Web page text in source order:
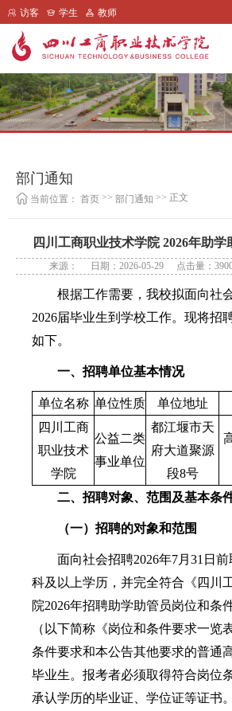
访客 学生 教师
部门通知
当前位置： 首页 >> 部门通知 >> 正文
四川工商职业技术学院 2026年助
来源： 日期：2026-05-29 点击量：
根据工作需要，我校拟面向社
2026届毕业生到学校工作。现将招
如下。
一、招聘单位基本情况
单位名称 单位性质 单位地址
四川工商
职业技术
学院
公益二类
事业单位
都江堰市天
府大道聚源
段8号
二、招聘对象、范围及基本条
（一）招聘的对象和范围
面向社会招聘2026年7月31日
科及以上学历，并完全符合《四川
院2026年招聘助学助管员岗位和条
（以下简称《岗位和条件要求一览
条件要求和本公告其他要求的普通
毕业生。报考者必须取得符合岗位
承认学历的毕业证、学位证等证书